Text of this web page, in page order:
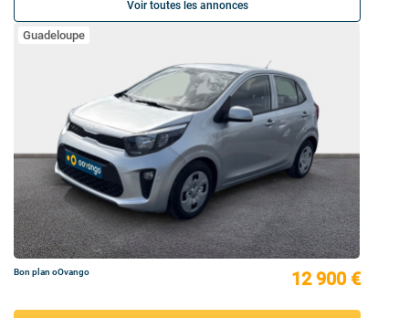
Voir toutes les annonces
Guadeloupe
Bon plan oOvango 12 900 €